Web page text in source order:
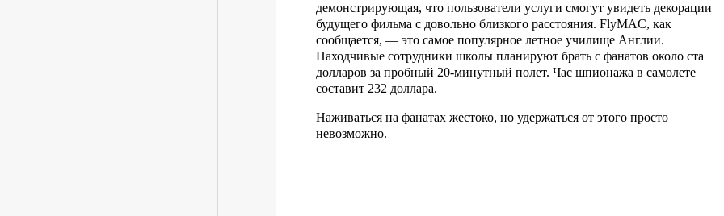
демонстрирующая, что пользователи услуги смогут увидеть декорации
будущего фильма с довольно близкого расстояния. FlyMAC, как
сообщается, — это самое популярное летное училище Англии.
Находчивые сотрудники школы планируют брать с фанатов около ста
долларов за пробный 20-минутный полет. Час шпионажа в самолете
составит 232 доллара.
Наживаться на фанатах жестоко, но удержаться от этого просто
невозможно.